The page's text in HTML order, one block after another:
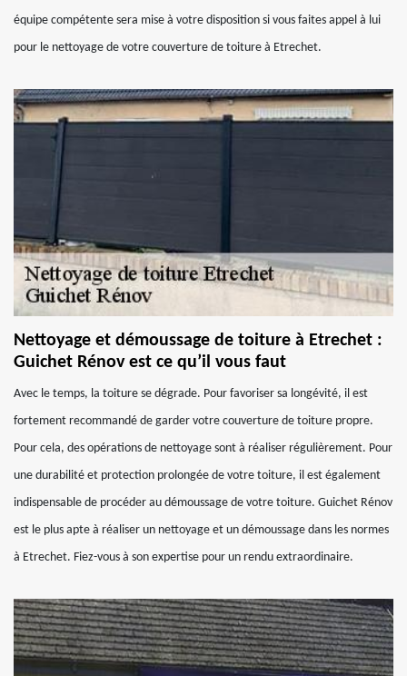
équipe compétente sera mise à votre disposition si vous faites appel à lui
pour le nettoyage de votre couverture de toiture à Etrechet.
Nettoyage et démoussage de toiture à Etrechet :
Guichet Rénov est ce qu’il vous faut
Avec le temps, la toiture se dégrade. Pour favoriser sa longévité, il est
fortement recommandé de garder votre couverture de toiture propre.
Pour cela, des opérations de nettoyage sont à réaliser régulièrement. Pour
une durabilité et protection prolongée de votre toiture, il est également
indispensable de procéder au démoussage de votre toiture. Guichet Rénov
est le plus apte à réaliser un nettoyage et un démoussage dans les normes
à Etrechet. Fiez-vous à son expertise pour un rendu extraordinaire.